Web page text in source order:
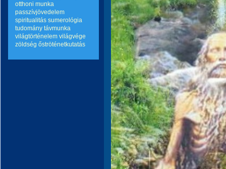
otthoni munka
passzívjövedelem
spiritualitás sumerológia
tudomány távmunka
világtörténelem világvége
zöldség őströténetkutatás